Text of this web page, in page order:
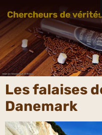
Chercheurs de vérités
Les falaises
Danemark